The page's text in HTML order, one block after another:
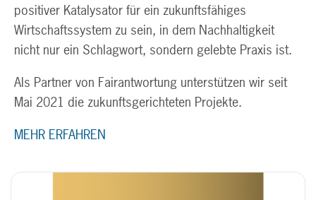
positiver Katalysator für ein zukunftsfähiges
Wirtschaftssystem zu sein, in dem Nachhaltigkeit
nicht nur ein Schlagwort, sondern gelebte Praxis ist.
Als Partner von Fairantwortung unterstützen wir seit
Mai 2021 die zukunftsgerichteten Projekte.
MEHR ERFAHREN